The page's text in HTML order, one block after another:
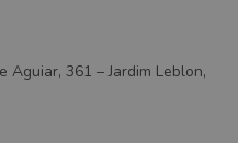
Aguiar, 361 – Jardim Leblon,